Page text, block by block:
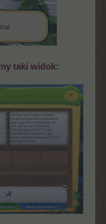
taki widok: